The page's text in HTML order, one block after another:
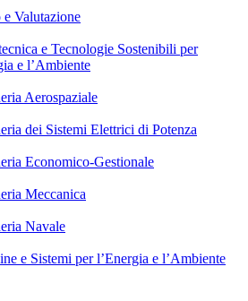
e Valutazione
e Tecnologie Sostenibili per
e l’Ambiente
Aerospaziale
dei Sistemi Elettrici di Potenza
Economico-Gestionale
Meccanica
Navale
e Sistemi per l’Energia e l’Ambiente